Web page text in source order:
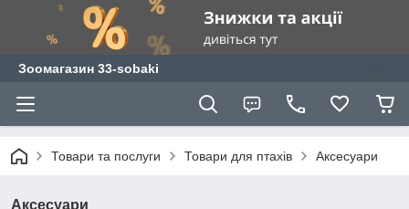
Зоомагазин 33-sobaki
Товари та послуги Товари для птахів Аксесуари
Аксесуари